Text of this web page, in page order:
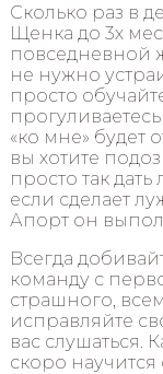
Сколько раз в
Щенка до 3х
повседневной
не нужно
просто
«ко мне» будет
вы хотите
просто так
если сделает
Апорт он
Всегда
команду с
страшного,
исправляйте
вас слушаться.
скоро научится